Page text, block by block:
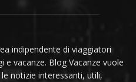
indipendente di viaggiatori
vacanze. Blog Vacanze vuole
notizie interessanti, utili,